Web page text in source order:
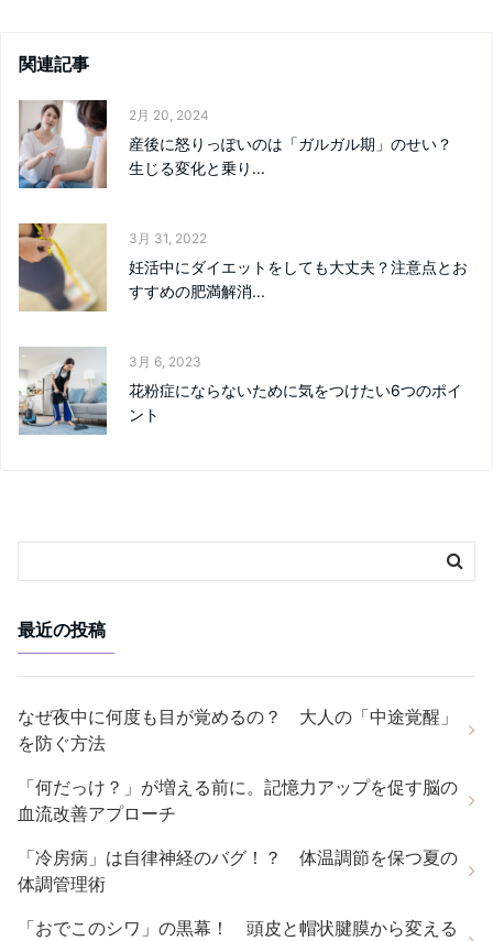
関連記事
2月 20, 2024
産後に怒りっぽいのは「ガルガル期」のせい？
生じる変化と乗り...
3月 31, 2022
妊活中にダイエットをしても大丈夫？注意点とお
すすめの肥満解消...
3月 6, 2023
花粉症にならないために気をつけたい6つのポイ
ント
最近の投稿
なぜ夜中に何度も目が覚めるの？ 大人の「中途覚醒」
を防ぐ方法
「何だっけ？」が増える前に。記憶力アップを促す脳の
血流改善アプローチ
「冷房病」は自律神経のバグ！？ 体温調節を保つ夏の
体調管理術
「おでこのシワ」の黒幕！ 頭皮と帽状腱膜から変える